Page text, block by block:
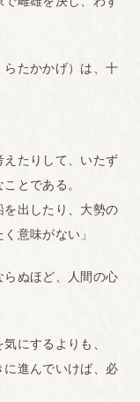
らたかかげ）は、十
えたりして、いたず
とである。
を出したり、大勢の
意味がない」
らぬほど、人間の心
にするよりも、
に進んでいけば、必